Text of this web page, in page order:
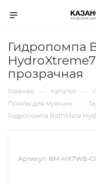
Гидропомпа
прозрачная
Главная — Каталог —
Помпы для мужчин —
Гидропомпа BathMate
Артикул: BM-HX7WB-